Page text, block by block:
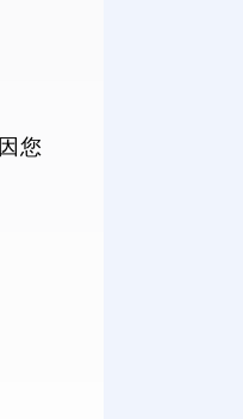
您